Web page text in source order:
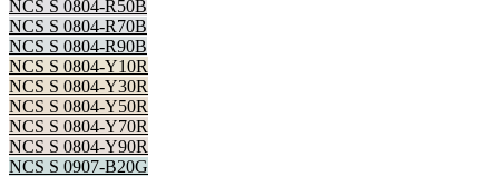
NCS S 0804-R50B
NCS S 0804-R70B
NCS S 0804-R90B
NCS S 0804-Y10R
NCS S 0804-Y30R
NCS S 0804-Y50R
NCS S 0804-Y70R
NCS S 0804-Y90R
NCS S 0907-B20G